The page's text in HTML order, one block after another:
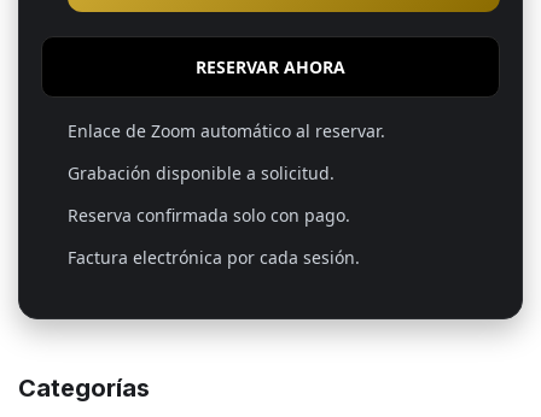
RESERVAR AHORA
Enlace de Zoom automático al reservar.
Grabación disponible a solicitud.
Reserva confirmada solo con pago.
Factura electrónica por cada sesión.
Categorías